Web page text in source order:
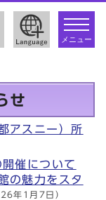
toggle
メニュー
せ
アスニー）所
催について
の魅力をスタ
年1月7日）